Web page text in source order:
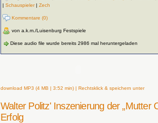
| Schauspieler| Zech
Kommentare (0)
von a.k.m./Luisenburg Festspiele
Diese audio file wurde bereits 2986 mal heruntergeladen
download MP3 (4 MB | 3:52 min) | Rechtsklick & speichern unter
Walter Politz' Inszenierung der „Mutter
Erfolg